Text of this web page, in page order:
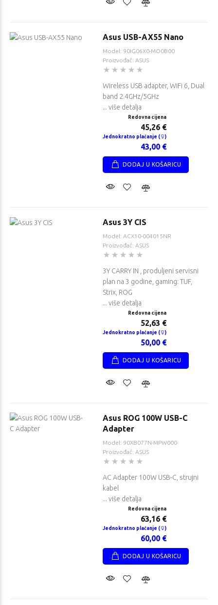
Asus USB-AX55 Nano
Model: 90IG06X0-MO0B00
Proizvođač: ASUS
Wireless USB adapter, WiFi 6, Dual
band 2.4GHz/5GHz
... više detalja
Redovna cijena
45,26 €
Jednokratno plaćanje ( )
43,00 €
DODAJ U KOŠARICU
Asus 3Y CIS
Model: ACX10-004015NR
Proizvođač: ASUS
3Y CARRY IN , produljeni servisni
plan na 3 godine, gaming: TUF,
Strix, ROG
... više detalja
Redovna cijena
52,63 €
Jednokratno plaćanje ( )
50,00 €
DODAJ U KOŠARICU
Asus ROG 100W USB-C
Adapter
Model: 90XB077N-MPW000
Proizvođač: ASUS
AC Adapter 100W USB-C, strujni
kabel
... više detalja
Redovna cijena
63,16 €
Jednokratno plaćanje ( )
60,00 €
DODAJ U KOŠARICU